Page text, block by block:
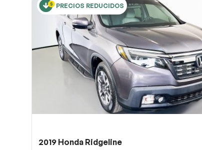
PRECIOS REDUCIDOS
2019 Honda Ridgeline